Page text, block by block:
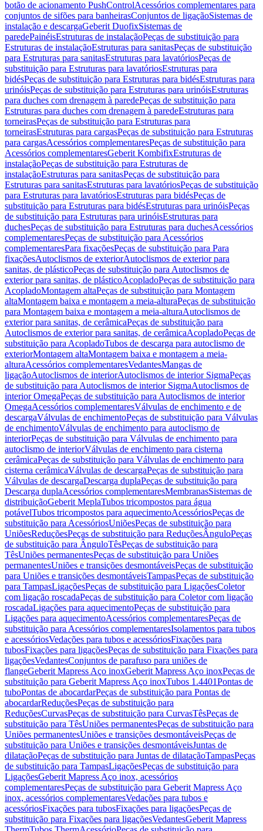
botão de acionamento PushControlAcessórios complementares para
conjuntos de sifões para banheirasConjuntos de ligaçãoSistemas de
instalação e descargaGeberit DuofixSistemas de
paredePainéisEstruturas de instalaçãoPeças de substituição para
Estruturas de instalaçãoEstruturas para sanitasPeças de substituição
para Estruturas para sanitasEstruturas para lavatóriosPeças de
substituição para Estruturas para lavatóriosEstruturas para
bidésPeças de substituição para Estruturas para bidésEstruturas para
urinóisPeças de substituição para Estruturas para urinóisEstruturas
para duches com drenagem à paredePeças de substituição para
Estruturas para duches com drenagem à paredeEstruturas para
torneirasPeças de substituição para Estruturas para
torneirasEstruturas para cargasPeças de substituição para Estruturas
para cargasAcessórios complementaresPeças de substituição para
Acessórios complementaresGeberit KombifixEstruturas de
instalaçãoPeças de substituição para Estruturas de
instalaçãoEstruturas para sanitasPeças de substituição para
Estruturas para sanitasEstruturas para lavatóriosPeças de substituição
para Estruturas para lavatóriosEstruturas para bidésPeças de
substituição para Estruturas para bidésEstruturas para urinóisPeças
de substituição para Estruturas para urinóisEstruturas para
duchesPeças de substituição para Estruturas para duchesAcessórios
complementaresPeças de substituição para Acessórios
complementaresPara fixaçõesPeças de substituição para Para
fixaçõesAutoclismos de exteriorAutoclismos de exterior para
sanitas, de plásticoPeças de substituição para Autoclismos de
exterior para sanitas, de plásticoAcopladoPeças de substituição para
AcopladoMontagem altaPeças de substituição para Montagem
altaMontagem baixa e montagem a meia-alturaPeças de substituição
para Montagem baixa e montagem a meia-alturaAutoclismos de
exterior para sanitas, de cerâmicaPeças de substituição para
Autoclismos de exterior para sanitas, de cerâmicaAcopladoPeças de
substituição para AcopladoTubos de descarga para autoclismo de
exteriorMontagem altaMontagem baixa e montagem a meia-
alturaAcessórios complementaresVedantesMangas de
ligaçãoAutoclismos de interiorAutoclismos de interior SigmaPeças
de substituição para Autoclismos de interior SigmaAutoclismos de
interior OmegaPeças de substituição para Autoclismos de interior
OmegaAcessórios complementaresVálvulas de enchimento e de
descargaVálvulas de enchimentoPeças de substituição para Válvulas
de enchimentoVálvulas de enchimento para autoclismo de
interiorPeças de substituição para Válvulas de enchimento para
autoclismo de interiorVálvulas de enchimento para cisterna
cerâmicaPeças de substituição para Válvulas de enchimento para
cisterna cerâmicaVálvulas de descargaPeças de substituição para
Válvulas de descargaDescarga duplaPeças de substituição para
Descarga duplaAcessórios complementaresMembranasSistemas de
distribuiçãoGeberit MeplaTubos tricompostos para água
potávelTubos tricompostos para aquecimentoAcessóriosPeças de
substituição para AcessóriosUniõesPeças de substituição para
UniõesReduçõesPeças de substituição para ReduçõesÂnguloPeças
de substituição para ÂnguloTêsPeças de substituição para
TêsUniões permanentesPeças de substituição para Uniões
permanentesUniões e transições desmontáveisPeças de substituição
para Uniões e transições desmontáveisTampasPeças de substituição
para TampasLigaçõesPeças de substituição para LigaçõesColetor
com ligação roscadaPeças de substituição para Coletor com ligação
roscadaLigações para aquecimentoPeças de substituição para
Ligações para aquecimentoAcessórios complementaresPeças de
substituição para Acessórios complementaresIsolamentos para tubos
e acessóriosVedações para tubos e acessóriosFixações para
tubosFixações para ligaçõesPeças de substituição para Fixações para
ligaçõesVedantesConjuntos de parafuso para uniões de
flangeGeberit Mapress Aço inoxGeberit Mapress Aço inoxPeças de
substituição para Geberit Mapress Aço inoxTubos 1.4401Pontas de
tuboPontas de abocardarPeças de substituição para Pontas de
abocardarReduçõesPeças de substituição para
ReduçõesCurvasPeças de substituição para CurvasTêsPeças de
substituição para TêsUniões permanentesPeças de substituição para
Uniões permanentesUniões e transições desmontáveisPeças de
substituição para Uniões e transições desmontáveisJuntas de
dilataçãoPeças de substituição para Juntas de dilataçãoTampasPeças
de substituição para TampasLigaçõesPeças de substituição para
LigaçõesGeberit Mapress Aço inox, acessórios
complementaresPeças de substituição para Geberit Mapress Aço
inox, acessórios complementaresVedações para tubos e
acessóriosFixações para tubosFixações para ligaçõesPeças de
substituição para Fixações para ligaçõesVedantesGeberit Mapress